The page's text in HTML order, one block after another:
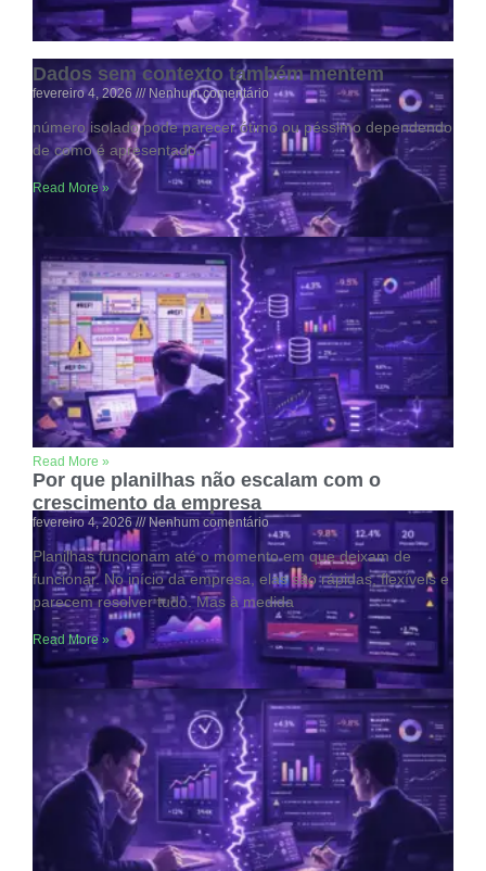
Read More »
Decisão rápida ou decisão certa? O papel
dos dados na gestão
fevereiro 4, 2026 Nenhum comentário
A pressão por respostas imediatas faz com que muitos
gestores ajam com base em intuição, experiência passada
ou informações incompletas.
Read More »
BI não é dashboard bonito é tomada de
decisão
fevereiro 4, 2026 Nenhum comentário
Dashboards cheios de cores, gráficos animados e efeitos
visuais impressionam à primeira vista.
Dados sem contexto também mentem
fevereiro 4, 2026 Nenhum comentário
número isolado pode parecer ótimo ou péssimo dependendo
de como é apresentado.
Read More »
Por que planilhas não escalam com o
crescimento da empresa
fevereiro 4, 2026 Nenhum comentário
Planilhas funcionam até o momento em que deixam de
funcionar. No início da empresa, elas são rápidas, flexíveis e
parecem resolver tudo. Mas à medida
Read More »